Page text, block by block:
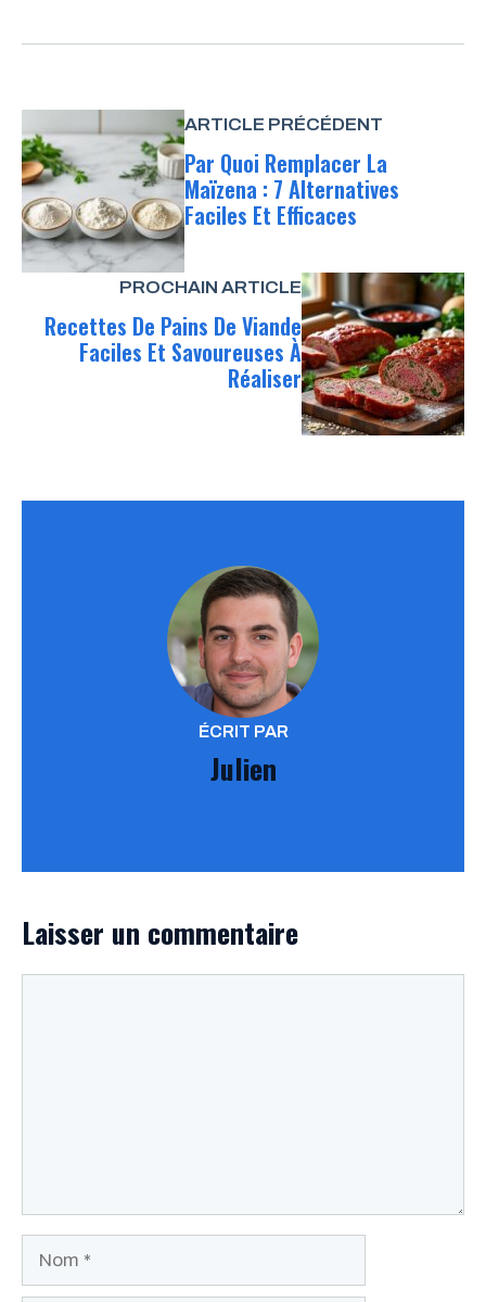
ARTICLE PRÉCÉDENT
Par Quoi Remplacer La
Maïzena : 7 Alternatives
Faciles Et Efficaces
PROCHAIN ARTICLE
Recettes De Pains De Viande
Faciles Et Savoureuses À
Réaliser
ÉCRIT PAR
Julien
Laisser un commentaire